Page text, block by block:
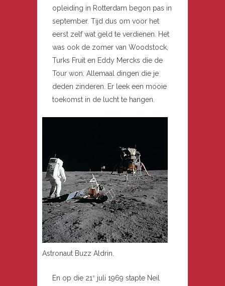
opleiding in Rotterdam begon pas in
september. Tijd dus om voor het
eerst zelf wat geld te verdienen. Het
was ook de zomer van Woodstock,
Turks Fruit en Eddy Mercks die de
Tour won. Allemaal dingen die je
deden zinderen. Er leek een mooie
toekomst in de lucht te hangen.
Astronaut Buzz Aldrin.
En op die 21 e juli 1969 stapte Neil